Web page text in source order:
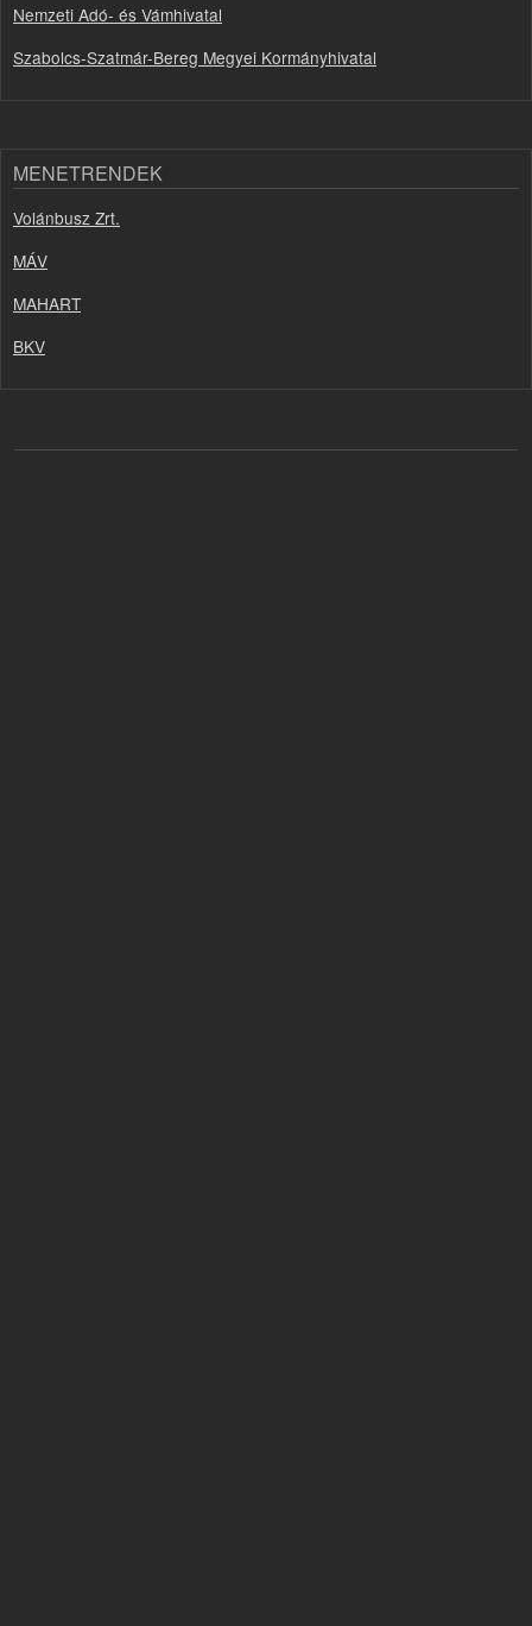
Nemzeti Adó- és Vámhivatal
Szabolcs-Szatmár-Bereg Megyei Kormányhivatal
MENETRENDEK
Volánbusz Zrt.
MÁV
MAHART
BKV